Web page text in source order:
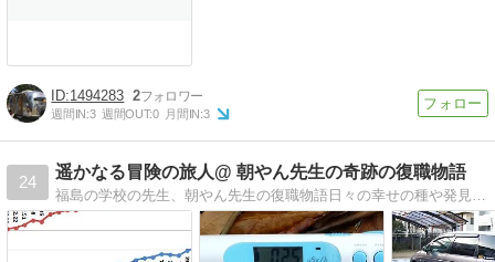
1494283 2
週間IN:3 週間OUT:0 月間IN:3
24
遥かなる冒険の旅人@ 朝やん先生の奇跡の復職物語
福島の学校の先生、朝やん先生の復職物語日々の幸せの種や発見を楽しく紹介しています。画像満載です。